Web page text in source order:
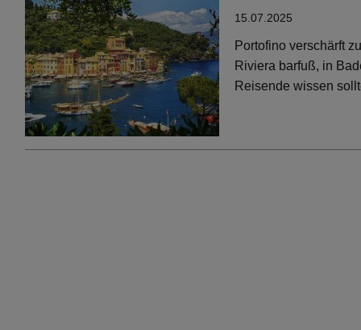
15.07.2025
Portofino verschärft
Riviera barfuß, in
Reisende wissen